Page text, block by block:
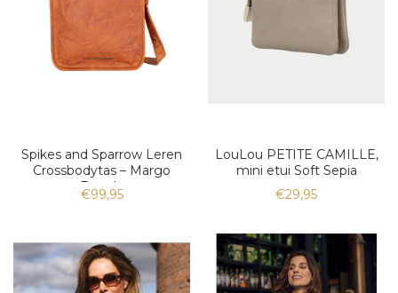
Spikes and Sparrow Leren
Crossbodytas – Margo
Brandy
€99,95
LouLou PETITE CAMILLE,
mini etui Soft Sepia
€29,95